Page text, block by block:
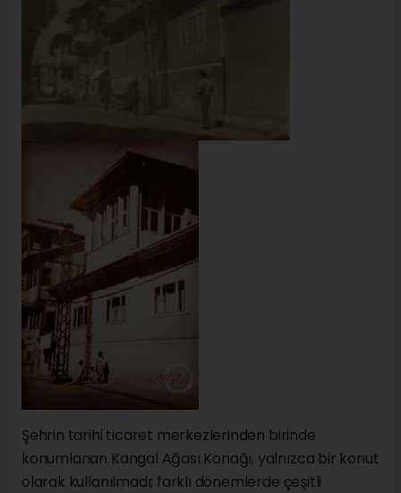
Şehrin tarihi ticaret merkezlerinden birinde
konumlanan Kangal Ağası Konağı, yalnızca bir konut
olarak kullanılmadı; farklı dönemlerde çeşitli